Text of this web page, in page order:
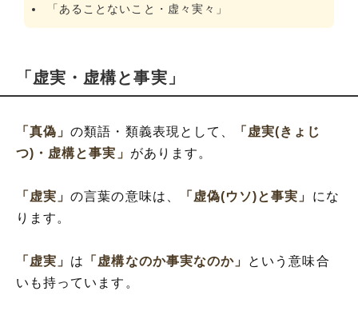
「あることないこと・虚々実々」
「虚実・虚構と事実」
「真偽」の類語・類義表現として、
「虚実(きょじ
つ)・虚構と事実」 があります。
「虚実」の言葉の意味は、 「虚偽(ウソ)と事実」 にな
ります。
「虚実」 は 「虚構なのか事実なのか」
という意味合
いも持っています。